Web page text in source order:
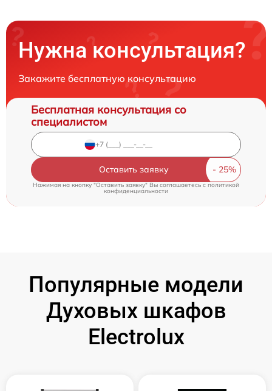
Нужна консультация?
Закажите бесплатную консультацию
Бесплатная консультация со
специалистом
Оставить заявку
Нажимая на кнопку "Оставить заявку" Вы соглашаетесь cполитикой
конфиденциальности
Популярные модели
Духовых шкафов
Electrolux